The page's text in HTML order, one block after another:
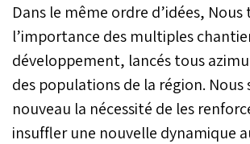
Dans le même ordre d’idées,
l’importance des multiples
développement, lancés tous
des populations de la région. Nous
nouveau la nécessité de les
insuffler une nouvelle dynamique